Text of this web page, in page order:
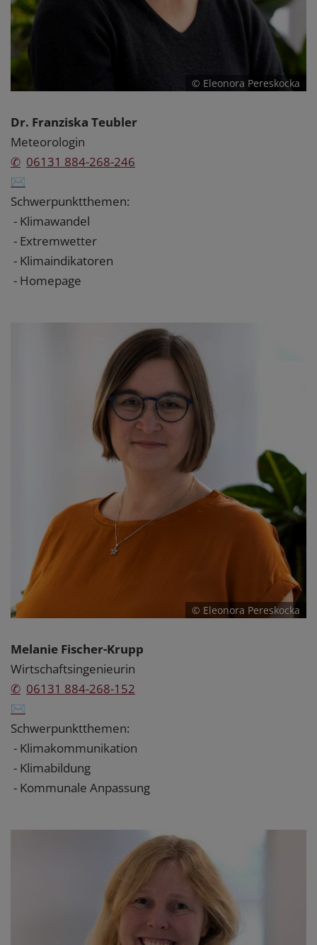
© Eleonora Pereskocka
Dr. Franziska Teubler
Meteorologin
✆ 06131 884-268-246
✉
Schwerpunktthemen:
- Klimawandel
- Extremwetter
- Klimaindikatoren
- Homepage
© Eleonora Pereskocka
Melanie Fischer-Krupp
Wirtschaftsingenieurin
✆ 06131 884-268-152
✉
Schwerpunktthemen:
- Klimakommunikation
- Klimabildung
- Kommunale Anpassung